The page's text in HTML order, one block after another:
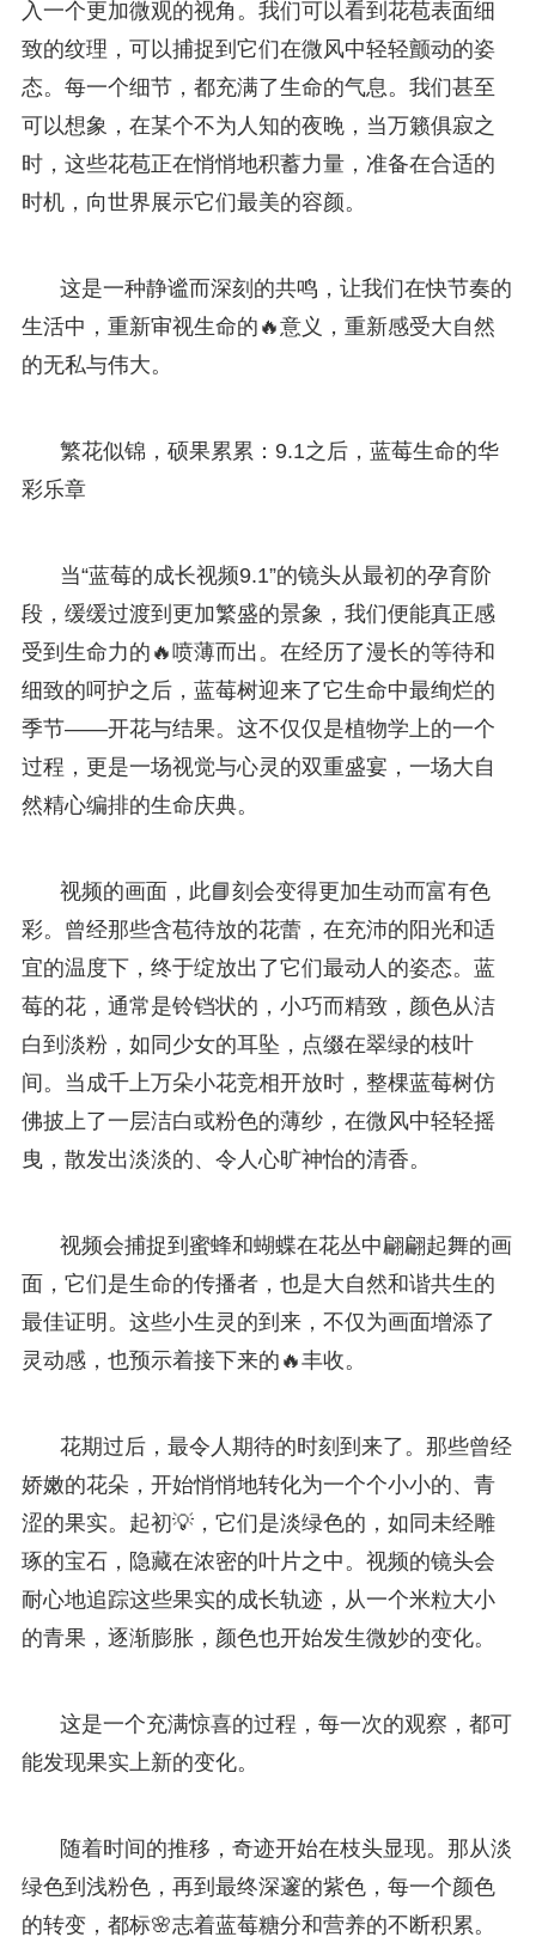
入一个更加微观的视角。我们可以看到花苞表面细
致的纹理，可以捕捉到它们在微风中轻轻颤动的姿
态。每一个细节，都充满了生命的气息。我们甚至
可以想象，在某个不为人知的夜晚，当万籁俱寂之
时，这些花苞正在悄悄地积蓄力量，准备在合适的
时机，向世界展示它们最美的容颜。
这是一种静谧而深刻的共鸣，让我们在快节奏的
生活中，重新审视生命的🔥意义，重新感受大自然
的无私与伟大。
繁花似锦，硕果累累：9.1之后，蓝莓生命的华
彩乐章
当“蓝莓的成长视频9.1”的镜头从最初的孕育阶
段，缓缓过渡到更加繁盛的景象，我们便能真正感
受到生命力的🔥喷薄而出。在经历了漫长的等待和
细致的呵护之后，蓝莓树迎来了它生命中最绚烂的
季节——开花与结果。这不仅仅是植物学上的一个
过程，更是一场视觉与心灵的双重盛宴，一场大自
然精心编排的生命庆典。
视频的画面，此📘刻会变得更加生动而富有色
彩。曾经那些含苞待放的花蕾，在充沛的阳光和适
宜的温度下，终于绽放出了它们最动人的姿态。蓝
莓的花，通常是铃铛状的，小巧而精致，颜色从洁
白到淡粉，如同少女的耳坠，点缀在翠绿的枝叶
间。当成千上万朵小花竞相开放时，整棵蓝莓树仿
佛披上了一层洁白或粉色的薄纱，在微风中轻轻摇
曳，散发出淡淡的、令人心旷神怡的清香。
视频会捕捉到蜜蜂和蝴蝶在花丛中翩翩起舞的画
面，它们是生命的传播者，也是大自然和谐共生的
最佳证明。这些小生灵的到来，不仅为画面增添了
灵动感，也预示着接下来的🔥丰收。
花期过后，最令人期待的时刻到来了。那些曾经
娇嫩的花朵，开始悄悄地转化为一个个小小的、青
涩的果实。起初💡，它们是淡绿色的，如同未经雕
琢的宝石，隐藏在浓密的叶片之中。视频的镜头会
耐心地追踪这些果实的成长轨迹，从一个米粒大小
的青果，逐渐膨胀，颜色也开始发生微妙的变化。
这是一个充满惊喜的过程，每一次的观察，都可
能发现果实上新的变化。
随着时间的推移，奇迹开始在枝头显现。那从淡
绿色到浅粉色，再到最终深邃的紫色，每一个颜色
的转变，都标🌸志着蓝莓糖分和营养的不断积累。